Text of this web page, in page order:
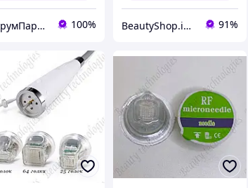
ФеррумПарк Интернет магазин 100% BeautyShop.in.ua - Интернет-магазин по продаже материалов красоты, Телеграм @Beautyshopinua 91%